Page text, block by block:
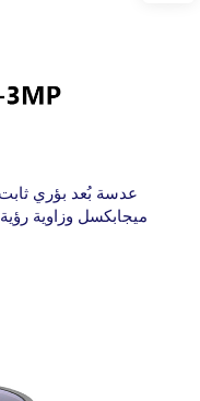
ميجابكسل وزاوية رؤية 150° مخصصة لتنسيق صورة 1/3"